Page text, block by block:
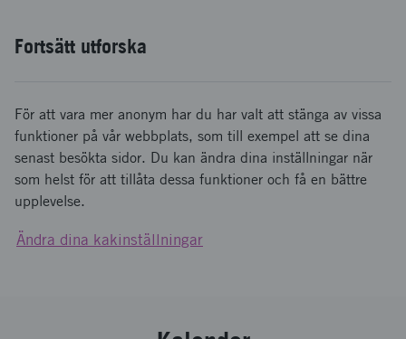
Fortsätt utforska
För att vara mer anonym har du har valt att stänga av vissa
funktioner på vår webbplats, som till exempel att se dina
senast besökta sidor. Du kan ändra dina inställningar när
som helst för att tillåta dessa funktioner och få en bättre
upplevelse.
Ändra dina kakinställningar